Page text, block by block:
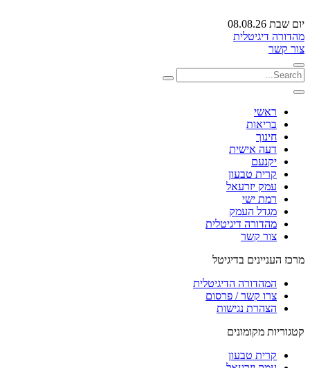
יום שבת 08.08.26
מהדורה דיגיטלית
צור קשר
ראשי
בריאות
חינוך
דעה אישית
יקנעם
קרית טבעון
עמק יזרעאל
רמת ישי
מגדל העמק
מהדורה דיגיטלית
צור קשר
מרכז העניינים בדיגיטל
המהדורה הדיגיטלית
צרו קשר / פרסום
הצהרת נגישות
קטגוריות מקומונים
קרית טבעון